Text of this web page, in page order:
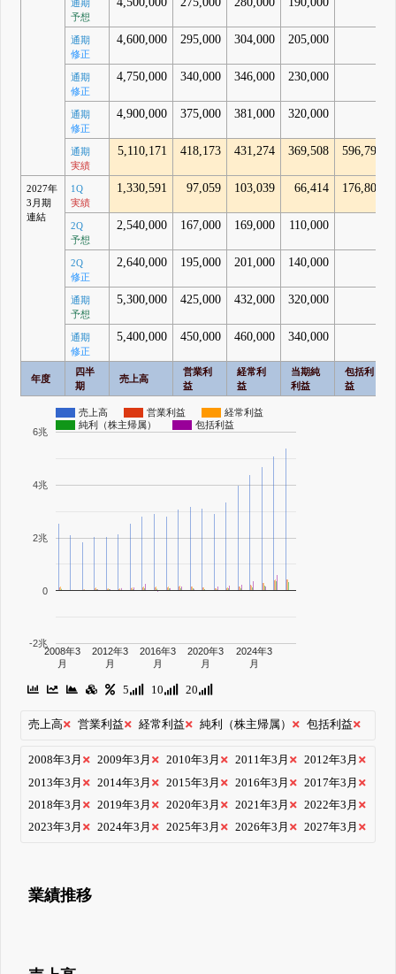
通期
予想
通期
修正
4,600,000 295,000 304,000 205,000
通期
修正
4,750,000 340,000 346,000 230,000
通期
修正
4,900,000 375,000 381,000 320,000
通期
実績
5,110,171 418,173 431,274 369,508 596,797
2027年
3月期
連結
1Q
実績
1,330,591 97,059 103,039 66,414 176,808
2Q
予想
2,540,000 167,000 169,000 110,000
2Q
修正
2,640,000 195,000 201,000 140,000
通期
予想
5,300,000 425,000 432,000 320,000
通期
修正
5,400,000 450,000 460,000 340,000
年度
四半
期
売上高
営業利
益
経常利
益
当期純
利益
包括利
益
売上高 営業利益
経常利益
純利（株主帰属）
包括利益
2008年3
月
2012年3
月
2016年3
月
2020年3
月
2024年3
月
-2兆
0
2兆
4兆
6兆
5 10 20
売上高 営業利益 経常利益 純利（株主帰属） 包括利益
2008年3月 2009年3月 2010年3月 2011年3月
2012年3月
2013年3月
2014年3月 2015年3月 2016年3月
2017年3月
2018年3月
2019年3月 2020年3月 2021年3月
2022年3月
2023年3月
2024年3月 2025年3月 2026年3月 2027年3月
業績推移